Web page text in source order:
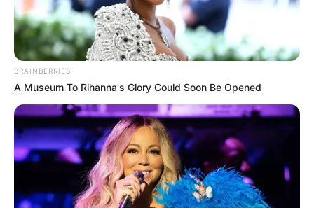
BRAINBERRIES
A Museum To Rihanna's Glory Could Soon Be Opened